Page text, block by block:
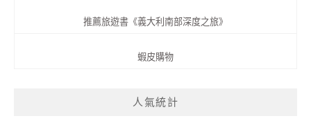
推薦旅遊書《義大利南部深度之旅》
蝦皮購物
人氣統計